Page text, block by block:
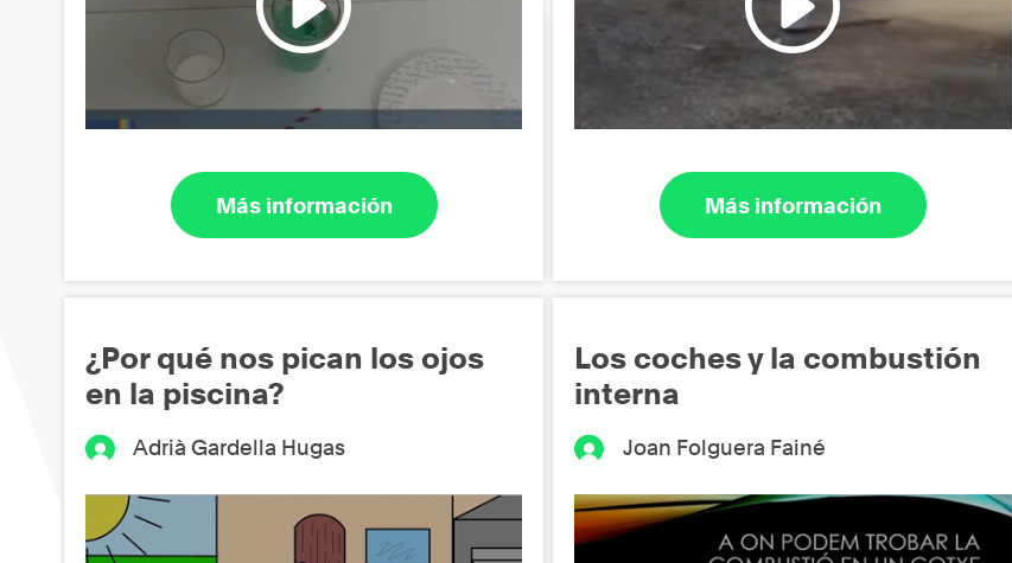
Más información Más información
¿Por qué nos pican los ojos
en la piscina?
Adrià Gardella Hugas
Los coches y la combustión
interna
Joan Folguera Fainé